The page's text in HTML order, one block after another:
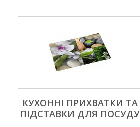
КУХОННІ ПРИХВАТКИ ТА
ПІДСТАВКИ ДЛЯ ПОСУДУ